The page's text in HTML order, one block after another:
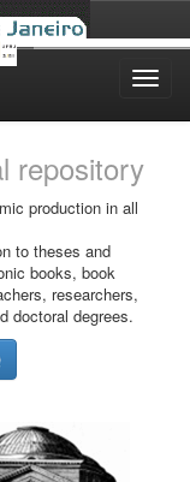
repository
production in all
to theses and
books, book
researchers,
doctoral degrees.